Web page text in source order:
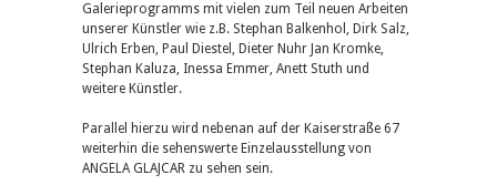
Galerieprogramms mit vielen zum Teil neuen Arbeiten
unserer Künstler wie z.B. Stephan Balkenhol, Dirk Salz,
Ulrich Erben, Paul Diestel, Dieter Nuhr Jan Kromke,
Stephan Kaluza, Inessa Emmer, Anett Stuth und
weitere Künstler.
Parallel hierzu wird nebenan auf der Kaiserstraße 67
weiterhin die sehenswerte Einzelausstellung von
ANGELA GLAJCAR zu sehen sein.